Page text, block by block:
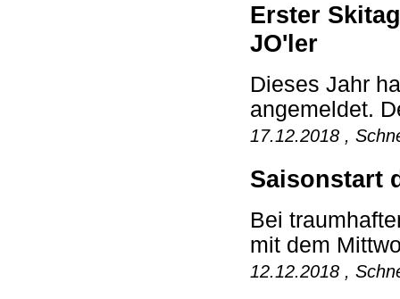
Erster
JO'ler
Dieses Jahr
angemeldet.
17.12.2018 ,
Saisonstart
Bei
mit dem
12.12.2018 ,